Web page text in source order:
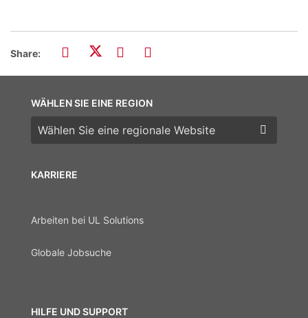
Share:
KARRIERE
Arbeiten bei UL Solutions
Globale Jobsuche
HILFE UND SUPPORT
WÄHLEN SIE EINE REGION
Wählen Sie eine Region